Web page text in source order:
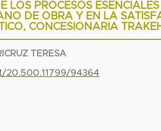
LOS PROCESOS
DE OBRA Y EN LA
CONCESIONARIA
TERESA
20.500.11799/94364